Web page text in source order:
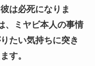
は必死になりま
、ミヤビ本人の事情
たい気持ちに突き
す。